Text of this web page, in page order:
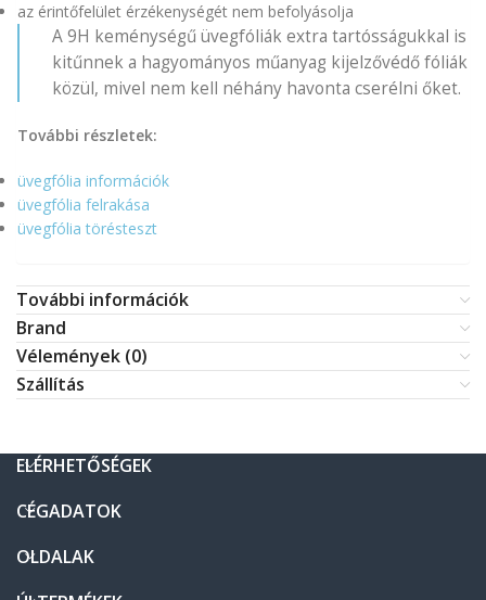
az érintőfelület érzékenységét nem befolyásolja
A 9H keménységű üvegfóliák extra tartósságukkal is
kitűnnek a hagyományos műanyag kijelzővédő fóliák
közül, mivel nem kell néhány havonta cserélni őket.
További részletek:
üvegfólia információk
üvegfólia felrakása
üvegfólia törésteszt
További információk
Brand
Vélemények (0)
Szállítás
ELÉRHETŐSÉGEK
CÉGADATOK
OLDALAK